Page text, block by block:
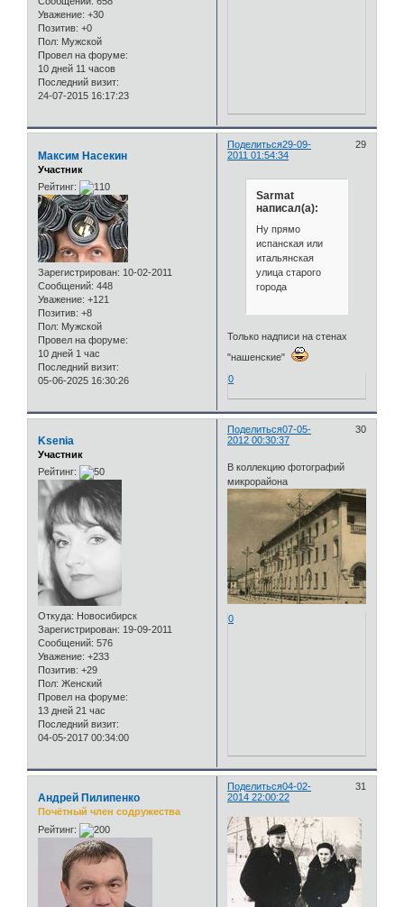
Уважение: +30
Позитив: +0
Пол: Мужской
Провел на форуме:
10 дней 11 часов
Последний визит:
24-07-2015 16:17:23
Поделиться 29
29-09-
2011 01:54:34
Максим Насекин
Участник
Рейтинг:
Зарегистрирован: 10-02-2011
Сообщений: 448
Уважение: +121
Позитив: +8
Пол: Мужской
Провел на форуме:
10 дней 1 час
Последний визит:
05-06-2025 16:30:26
Sarmat
написал(а):
Ну прямо
испанская или
итальянская
улица старого
города
Только надписи на стенах
"нашенские"
0
Поделиться 30
07-05-
2012 00:30:37
Ksenia
Участник
Рейтинг:
Откуда: Новосибирск
Зарегистрирован: 19-09-2011
Сообщений: 576
Уважение: +233
Позитив: +29
Пол: Женский
Провел на форуме:
13 дней 21 час
Последний визит:
04-05-2017 00:34:00
В коллекцию фотографий
микрорайона
0
Поделиться 31
04-02-
2014 22:00:22
Андрей Пилипенко
Почётный член содружества
Рейтинг: